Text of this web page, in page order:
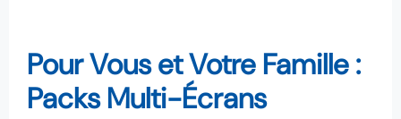
Pour Vous et Votre Famille :
Packs Multi-Écrans